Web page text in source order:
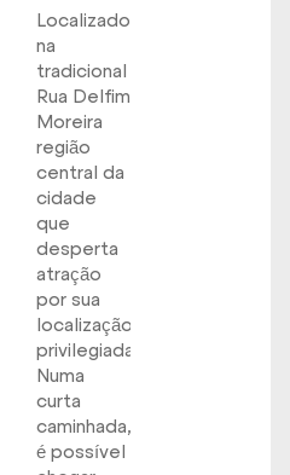
Localizado
na
tradicional
Rua Delfim
Moreira
região
central da
cidade
que
desperta
atração
por sua
localização
privilegiada.
Numa
curta
caminhada,
é possível